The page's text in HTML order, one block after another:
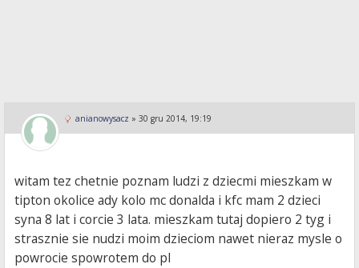
anianowysacz » 30 gru 2014, 19:19
witam tez chetnie poznam ludzi z dziecmi mieszkam w
tipton okolice ady kolo mc donalda i kfc mam 2 dzieci
syna 8 lat i corcie 3 lata. mieszkam tutaj dopiero 2 tyg i
strasznie sie nudzi moim dzieciom nawet nieraz mysle o
powrocie spowrotem do pl